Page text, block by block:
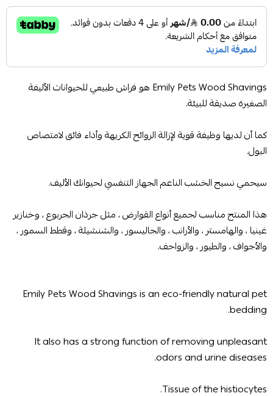
Emily Pets Wood Shavings هو فراش طبيعي للحيوانات الأليفة
الصغيرة صديقة للبيئة.
كما أن لديها وظيفة قوية لإزالة الروائح الكريهة وأداء فائق لامتصاص
البول.
سيحمي نسيج الخشب الناعم الجهاز التنفسي لحيوانك الأليف.
هذا المنتج مناسب لجميع أنواع القوارض ، مثل جرذان الجربوع ، وخنازير
غينيا ، والهامستر ، والأرانب ، والجاليسور ، والشنشيلة ، وقطط السمور ،
والأجواف ، والطيور ، والزواحف.
Emily Pets Wood Shavings is an eco-friendly natural pet
bedding.
It also has a strong function of removing unpleasant
odors and urine diseases.
Tissue of the histiocytes.